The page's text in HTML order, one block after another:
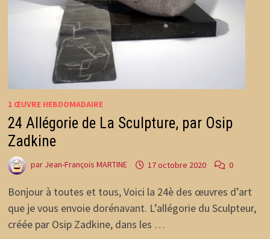
1 ŒUVRE HEBDOMADAIRE
24 Allégorie de La Sculpture, par Osip
Zadkine
par Jean-François MARTINE 17 octobre 2020 0
Bonjour à toutes et tous, Voici la 24è des œuvres d’art
que je vous envoie dorénavant. L’allégorie du Sculpteur,
créée par Osip Zadkine, dans les …